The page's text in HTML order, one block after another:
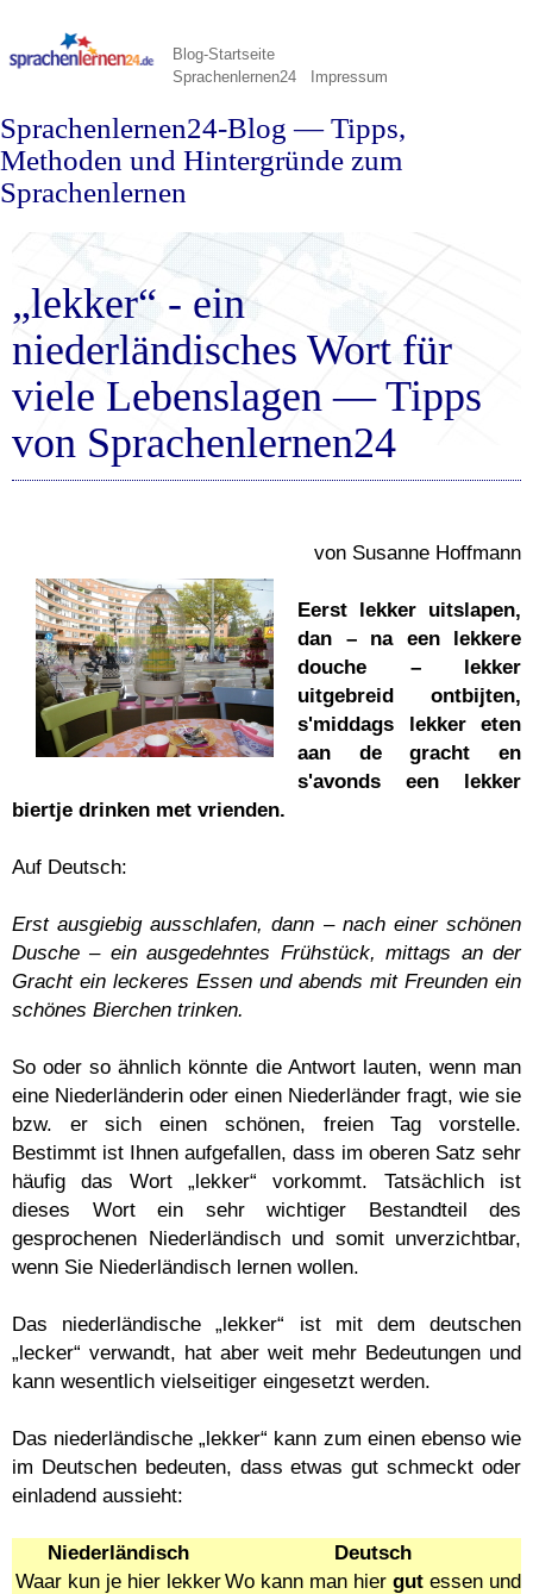
Blog-Startseite
Sprachenlernen24
Impressum
Sprachenlernen24-Blog — Tipps,
Methoden und Hintergründe zum
Sprachenlernen
„lekker“ - ein
niederländisches Wort für
viele Lebenslagen — Tipps
von Sprachenlernen24
von Susanne Hoffmann
Eerst lekker uitslapen,
dan – na een lekkere
douche – lekker
uitgebreid ontbijten,
s'middags lekker eten
aan de gracht en
s'avonds een lekker
biertje drinken met vrienden.
Auf Deutsch:
Erst ausgiebig ausschlafen, dann – nach einer schönen
Dusche – ein ausgedehntes Frühstück, mittags an der
Gracht ein leckeres Essen und abends mit Freunden ein
schönes Bierchen trinken.
So oder so ähnlich könnte die Antwort lauten, wenn man
eine Niederländerin oder einen Niederländer fragt, wie sie
bzw. er sich einen schönen, freien Tag vorstelle.
Bestimmt ist Ihnen aufgefallen, dass im oberen Satz sehr
häufig das Wort „lekker“ vorkommt. Tatsächlich ist
dieses Wort ein sehr wichtiger Bestandteil des
gesprochenen Niederländisch und somit unverzichtbar,
wenn Sie Niederländisch lernen wollen.
Das niederländische „lekker“ ist mit dem deutschen
„lecker“ verwandt, hat aber weit mehr Bedeutungen und
kann wesentlich vielseitiger eingesetzt werden.
Das niederländische „lekker“ kann zum einen ebenso wie
im Deutschen bedeuten, dass etwas gut schmeckt oder
einladend aussieht:
Niederländisch
Deutsch
Waar kun je hier lekkerWo kann man hier gutessen und